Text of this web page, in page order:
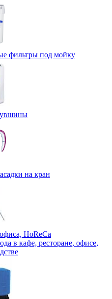
фильтры под мойку
на кран
HoReCa
в кафе, ресторане, офисе,